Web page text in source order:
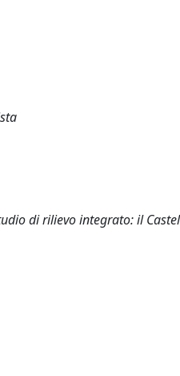
di rilievo integrato: il